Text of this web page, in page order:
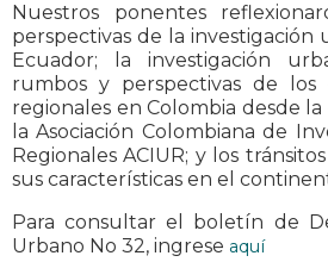
Nuestros ponentes
perspectivas de la investigación
Ecuador; la investigación
rumbos y perspectivas de los
regionales en Colombia desde
la Asociación Colombiana de
Regionales ACIUR; y los
sus características en el
Para consultar el boletín de
Urbano No 32, ingrese aquí